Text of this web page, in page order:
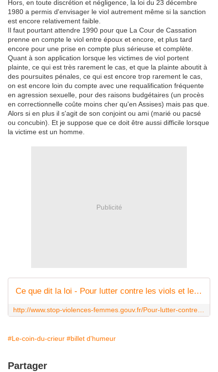
Hors, en toute discrétion et négligence, la loi du 23 décembre
1980 a permis d'envisager le viol autrement même si la sanction
est encore relativement faible.
Il faut pourtant attendre 1990 pour que La Cour de Cassation
prenne en compte le viol entre époux et encore, et plus tard
encore pour une prise en compte plus sérieuse et complète.
Quant à son application lorsque les victimes de viol portent
plainte, ce qui est très rarement le cas, et que la plainte aboutit à
des poursuites pénales, ce qui est encore trop rarement le cas,
on est encore loin du compte avec une requalification fréquente
en agression sexuelle, pour des raisons budgétaires (un procès
en correctionnelle coûte moins cher qu'en Assises) mais pas que.
Alors si en plus il s'agit de son conjoint ou ami (marié ou pacsé
ou concubin). Et je suppose que ce doit être aussi difficile lorsque
la victime est un homme.
Publicité
Ce que dit la loi - Pour lutter contre les viols et les agressions sexuelles
#Le-coin-du-crieur #billet d'humeur
Partager